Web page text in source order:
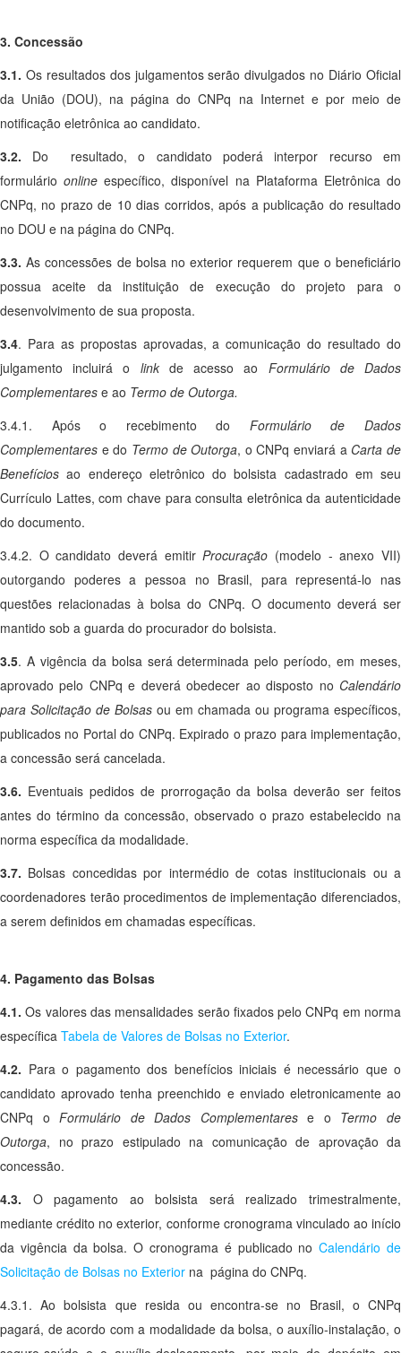
3. Concessão
3.1. Os resultados dos julgamentos serão divulgados no Diário Oficial
da União (DOU), na página do CNPq na Internet e por meio de
notificação eletrônica ao candidato.
3.2. Do resultado, o candidato poderá interpor recurso em
formulárioonline específico, disponível na Plataforma Eletrônica do
CNPq, no prazo de 10 dias corridos, após a publicação do resultado
no DOU e na página do CNPq.
3.3.As concessões de bolsa no exterior requerem que o beneficiário
possua aceite da instituição de execução do projeto para o
desenvolvimento de sua proposta.
3.4. Para as propostas aprovadas, a comunicação do resultado do
julgamento incluirá o link de acesso ao Formulário de Dados
Complementares e ao Termo de Outorga.
3.4.1. Após o recebimento do Formulário de Dados
Complementares e do Termo de Outorga, o CNPq enviará a Carta de
Benefícios ao endereço eletrônico do bolsista cadastrado em seu
Currículo Lattes, com chave para consulta eletrônica da autenticidade
do documento.
3.4.2. O candidato deverá emitirProcuração (modelo - anexo VII)
outorgando poderes a pessoa no Brasil, para representá-lo nas
questões relacionadas à bolsa do CNPq. O documento deverá ser
mantido sob a guarda do procurador do bolsista.
3.5. A vigência da bolsa será determinada pelo período, em meses,
aprovado pelo CNPq e deverá obedecer ao disposto no Calendário
para Solicitação de Bolsas ou em chamada ou programa específicos,
publicados no Portal do CNPq. Expirado o prazo para implementação,
a concessão será cancelada.
3.6. Eventuais pedidos de prorrogação da bolsa deverão ser feitos
antes do término da concessão, observado o prazo estabelecido na
norma específica da modalidade.
3.7. Bolsas concedidas por intermédio de cotas institucionais ou a
coordenadores terão procedimentos de implementação diferenciados,
a serem definidos em chamadas específicas.
4. Pagamento das Bolsas
4.1. Os valores das mensalidades serão fixados pelo CNPq em norma
específica Tabela de Valores de Bolsas no Exterior.
4.2. Para o pagamento dos benefícios iniciais é necessário que o
candidato aprovado tenha preenchido e enviado eletronicamente ao
CNPq oFormulário de Dados Complementarese o Termo de
Outorga, no prazo estipulado na comunicação de aprovação da
concessão.
4.3. O pagamento ao bolsista será realizado trimestralmente,
mediante crédito no exterior, conforme cronograma vinculado ao início
da vigência da bolsa. O cronograma é publicado noCalendário de
Solicitação de Bolsas no Exterior na página do CNPq.
4.3.1. Ao bolsista que resida ou encontra-se no Brasil, o CNPq
pagará, de acordo com a modalidade da bolsa, o auxílio-instalação, o